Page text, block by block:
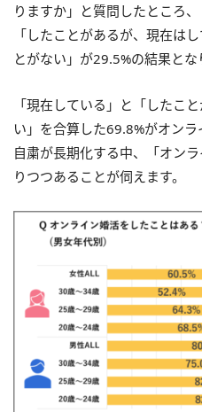
りますか」と質問したところ
「したことがあるが、現在は
とがない」が29.5%の結果とな
「現在している」と「したこ
い」を合算した69.8%がオン
自粛が長期化する中、「オン
りつつあることが伺えます。